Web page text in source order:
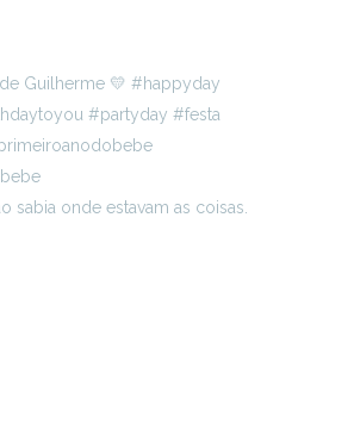
sabia onde estavam as coisas.